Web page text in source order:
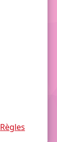
Règles